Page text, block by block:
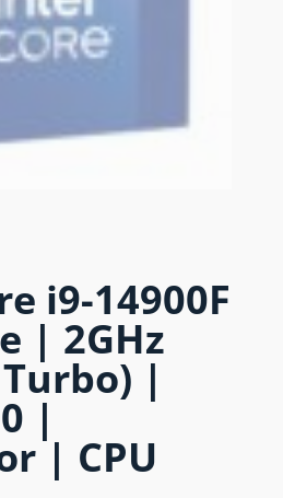
i9-14900F
| 2GHz
|
|
| CPU